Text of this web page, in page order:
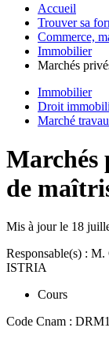
Accueil
Trouver sa
Commerce,
Immobilier
Marchés
Immobilier
Droit
Marché
Marchés
de
Mis à jour le 18
Responsable(s) :
ISTRIA
Cours
Code Cnam :